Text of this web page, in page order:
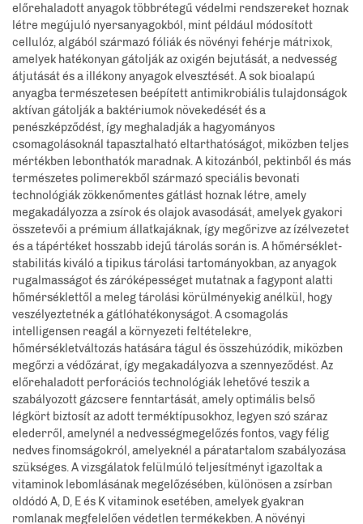
előrehaladott anyagok többrétegű védelmi rendszereket hoznak
létre megújuló nyersanyagokból, mint például módosított
cellulóz, algából származó fóliák és növényi fehérje mátrixok,
amelyek hatékonyan gátolják az oxigén bejutását, a nedvesség
átjutását és a illékony anyagok elvesztését. A sok bioalapú
anyagba természetesen beépített antimikrobiális tulajdonságok
aktívan gátolják a baktériumok növekedését és a
penészképződést, így meghaladják a hagyományos
csomagolásoknál tapasztalható eltarthatóságot, miközben teljes
mértékben lebonthatók maradnak. A kitozánból, pektinből és más
természetes polimerekből származó speciális bevonati
technológiák zökkenőmentes gátlást hoznak létre, amely
megakadályozza a zsírok és olajok avasodását, amelyek gyakori
összetevői a prémium állatkajáknak, így megőrizve az ízélvezetet
és a tápértéket hosszabb idejű tárolás során is. A hőmérséklet-
stabilitás kiváló a tipikus tárolási tartományokban, az anyagok
rugalmasságot és záróképességet mutatnak a fagypont alatti
hőmérséklettől a meleg tárolási körülményekig anélkül, hogy
veszélyeztetnék a gátlóhatékonyságot. A csomagolás
intelligensen reagál a környezeti feltételekre,
hőmérsékletváltozás hatására tágul és összehúzódik, miközben
megőrzi a védőzárat, így megakadályozva a szennyeződést. Az
előrehaladott perforációs technológiák lehetővé teszik a
szabályozott gázcsere fenntartását, amely optimális belső
légkört biztosít az adott terméktípusokhoz, legyen szó száraz
elederről, amelynél a nedvességmegelőzés fontos, vagy félig
nedves finomságokról, amelyeknél a páratartalom szabályozása
szükséges. A vizsgálatok felülmúló teljesítményt igazoltak a
vitaminok lebomlásának megelőzésében, különösen a zsírban
oldódó A, D, E és K vitaminok esetében, amelyek gyakran
romlanak megfelelően védetlen termékekben. A növényi